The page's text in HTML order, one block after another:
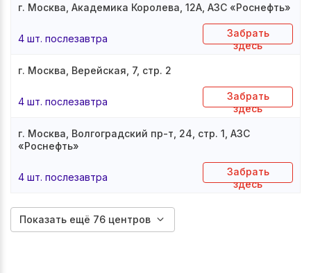
г. Москва, Академика Королева, 12А, АЗС «Роснефть»
4 шт. послезавтра
Забрать
здесь
г. Москва, Верейская, 7, стр. 2
4 шт. послезавтра
Забрать
здесь
г. Москва, Волгоградский пр-т, 24, стр. 1, АЗС
«Роснефть»
4 шт. послезавтра
Забрать
здесь
Показать ещё 76 центров